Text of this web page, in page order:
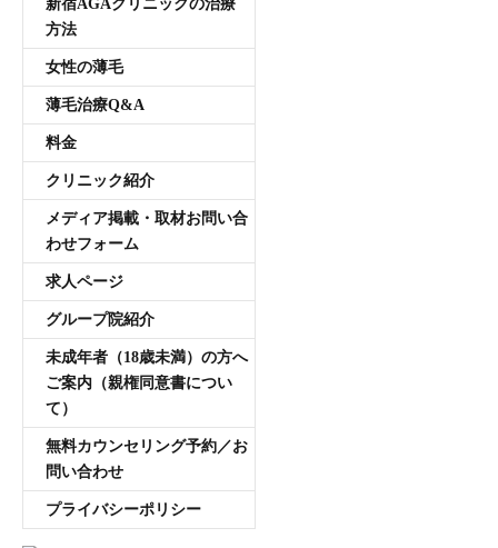
新宿AGAクリニックの治療
方法
女性の薄毛
薄毛治療Q&A
料金
クリニック紹介
メディア掲載・取材お問い合
わせフォーム
求人ページ
グループ院紹介
未成年者（18歳未満）の方へ
ご案内（親権同意書につい
て）
無料カウンセリング予約／お
問い合わせ
プライバシーポリシー